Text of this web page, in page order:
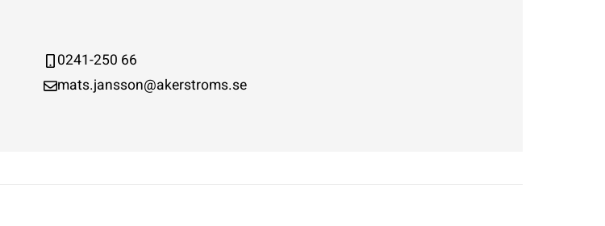
0241-250 66
mats.jansson@akerstroms.se